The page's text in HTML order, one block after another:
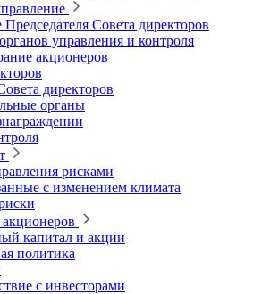
Совета директоров
управления и контроля
акционеров
директоров
органы
рисками
с изменением климата
капитал и акции
политика
с инвесторами